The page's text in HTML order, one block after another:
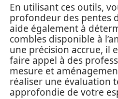
En utilisant ces outils,
profondeur des pentes
aide également à
combles disponible à
une précision accrue, il
faire appel à des
mesure et
réaliser une évaluation
approfondie de votre